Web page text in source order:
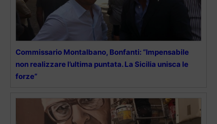
Commissario Montalbano, Bonfanti: “Impensabile
non realizzare l’ultima puntata. La Sicilia unisca le
forze”